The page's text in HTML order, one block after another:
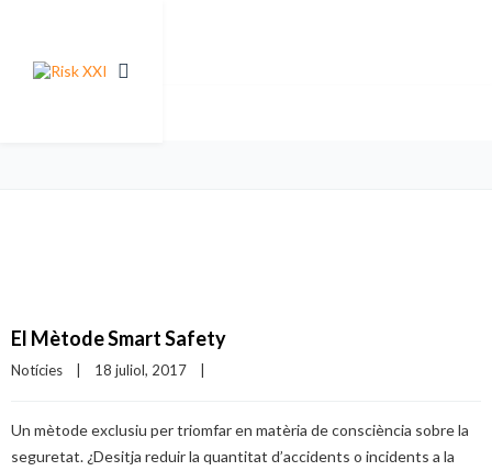
El Mètode Smart Safety
Notícies 18 juliol, 2017
Un mètode exclusiu per triomfar en matèria de consciència sobre la
seguretat. ¿Desitja reduir la quantitat d’accidents o incidents a la